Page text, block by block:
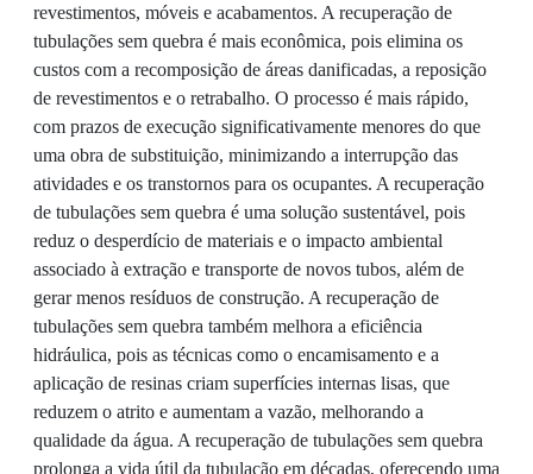
revestimentos, móveis e acabamentos. A recuperação de
tubulações sem quebra é mais econômica, pois elimina os
custos com a recomposição de áreas danificadas, a reposição
de revestimentos e o retrabalho. O processo é mais rápido,
com prazos de execução significativamente menores do que
uma obra de substituição, minimizando a interrupção das
atividades e os transtornos para os ocupantes. A recuperação
de tubulações sem quebra é uma solução sustentável, pois
reduz o desperdício de materiais e o impacto ambiental
associado à extração e transporte de novos tubos, além de
gerar menos resíduos de construção. A recuperação de
tubulações sem quebra também melhora a eficiência
hidráulica, pois as técnicas como o encamisamento e a
aplicação de resinas criam superfícies internas lisas, que
reduzem o atrito e aumentam a vazão, melhorando a
qualidade da água. A recuperação de tubulações sem quebra
prolonga a vida útil da tubulação em décadas, oferecendo uma